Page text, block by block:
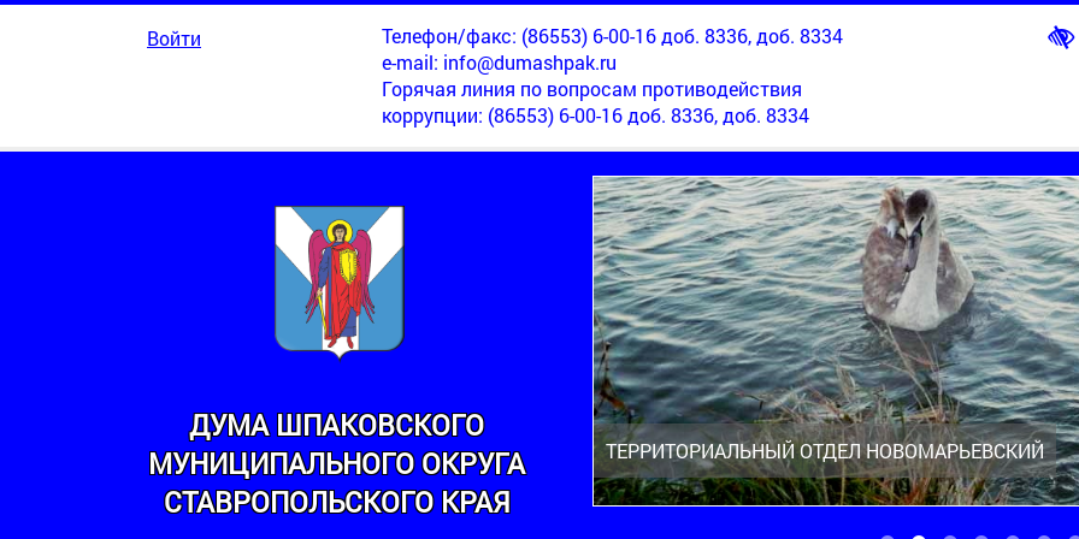
Войти
Телефон/факс: (86553) 6-00-16 доб. 8336, доб. 8334
e-mail: info@dumashpak.ru
Горячая линия по вопросам противодействия
коррупции: (86553) 6-00-16 доб. 8336, доб. 8334
ДУМА ШПАКОВСКОГО
МУНИЦИПАЛЬНОГО ОКРУГА
СТАВРОПОЛЬСКОГО КРАЯ
ТЕРРИТОРИАЛЬНЫЙ ОТДЕЛ НОВОМАРЬЕВСКИЙ